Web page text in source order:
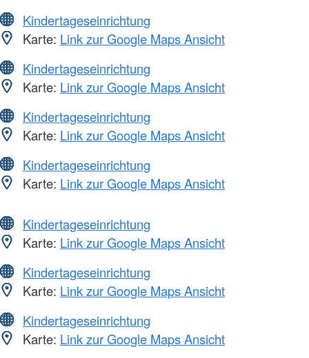
Kindertageseinrichtung
Karte: Link zur Google Maps Ansicht
Kindertageseinrichtung
Karte: Link zur Google Maps Ansicht
Kindertageseinrichtung
Karte: Link zur Google Maps Ansicht
Kindertageseinrichtung
Karte: Link zur Google Maps Ansicht
Kindertageseinrichtung
Karte: Link zur Google Maps Ansicht
Kindertageseinrichtung
Karte: Link zur Google Maps Ansicht
Kindertageseinrichtung
Karte: Link zur Google Maps Ansicht